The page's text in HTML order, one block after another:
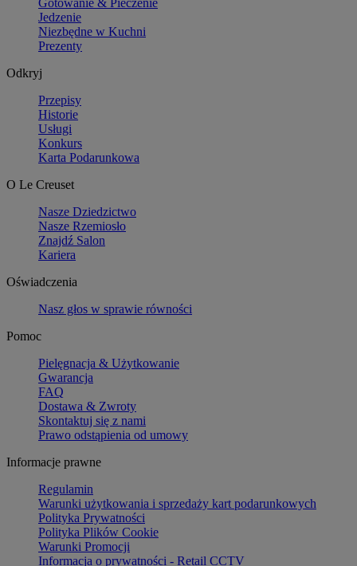
Jedzenie
Niezbędne w Kuchni
Prezenty
Odkryj
Przepisy
Historie
Usługi
Konkurs
Karta Podarunkowa
O Le Creuset
Nasze Dziedzictwo
Nasze Rzemiosło
Znajdź Salon
Kariera
Oświadczenia
Nasz głos w sprawie równości
Pomoc
Pielęgnacja & Użytkowanie
Gwarancja
FAQ
Dostawa & Zwroty
Skontaktuj się z nami
Prawo odstąpienia od umowy
Informacje prawne
Regulamin
Warunki użytkowania i sprzedaży kart podarunkowych
Polityka Prywatności
Polityka Plików Cookie
Warunki Promocji
Informacja o prywatności - Retail CCTV